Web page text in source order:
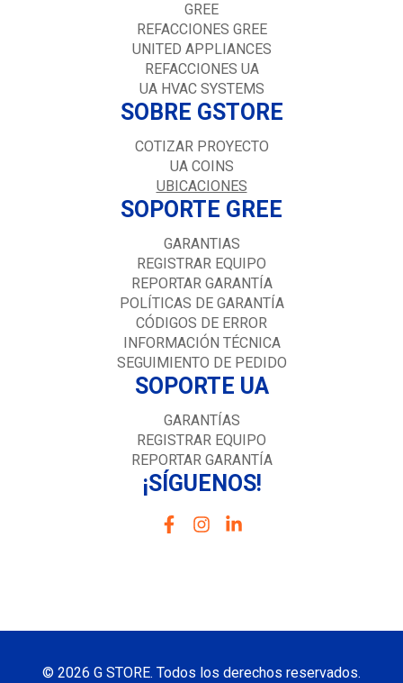
GREE
REFACCIONES GREE
UNITED APPLIANCES
REFACCIONES UA
UA HVAC SYSTEMS
SOBRE GSTORE
COTIZAR PROYECTO
UA COINS
UBICACIONES
SOPORTE GREE
GARANTIAS
REGISTRAR EQUIPO
REPORTAR GARANTÍA
POLÍTICAS DE GARANTÍA
CÓDIGOS DE ERROR
INFORMACIÓN TÉCNICA
SEGUIMIENTO DE PEDIDO
SOPORTE UA
GARANTÍAS
REGISTRAR EQUIPO
REPORTAR GARANTÍA
¡SÍGUENOS!
© 2026 G STORE. Todos los derechos reservados.